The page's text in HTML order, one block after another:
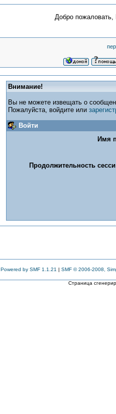
Добро пожаловать,
Внимание!
Вы не можете извещать о
Пожалуйста, войдите или
Войти
Имя
Продолжительность
Powered by SMF 1.1.21 | SMF © 2006-2008,
Страница